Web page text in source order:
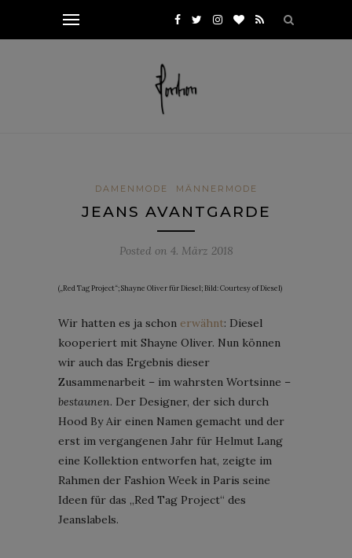
DAMENMODE MÄNNERMODE
JEANS AVANTGARDE
Posted on 4. März 2018
(„Red Tag Project“; Shayne Oliver für Diesel; Bild: Courtesy of Diesel)
Wir hatten es ja schon erwähnt: Diesel
kooperiert mit Shayne Oliver. Nun können
wir auch das Ergebnis dieser
Zusammenarbeit – im wahrsten Wortsinne –
bestaunen. Der Designer, der sich durch
Hood By Air einen Namen gemacht und der
erst im vergangenen Jahr für Helmut Lang
eine Kollektion entworfen hat, zeigte im
Rahmen der Fashion Week in Paris seine
Ideen für das „Red Tag Project“ des
Jeanslabels.
"Red Tag Project"; Shayne Oliver für Diesel; Bild: Courtesy of